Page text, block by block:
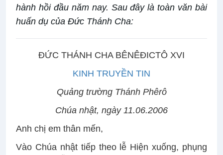
hành hồi đầu năm nay. Sau đây là toàn văn bài
huấn dụ của Đức Thánh Cha:
ĐỨC THÁNH CHA BÊNÊĐICTÔ XVI
KINH TRUYỀN TIN
Quảng trường Thánh Phêrô
Chúa nhật, ngày 11.06.2006
Anh chị em thân mến,
Vào Chúa nhật tiếp theo lễ Hiện xuống, phụng